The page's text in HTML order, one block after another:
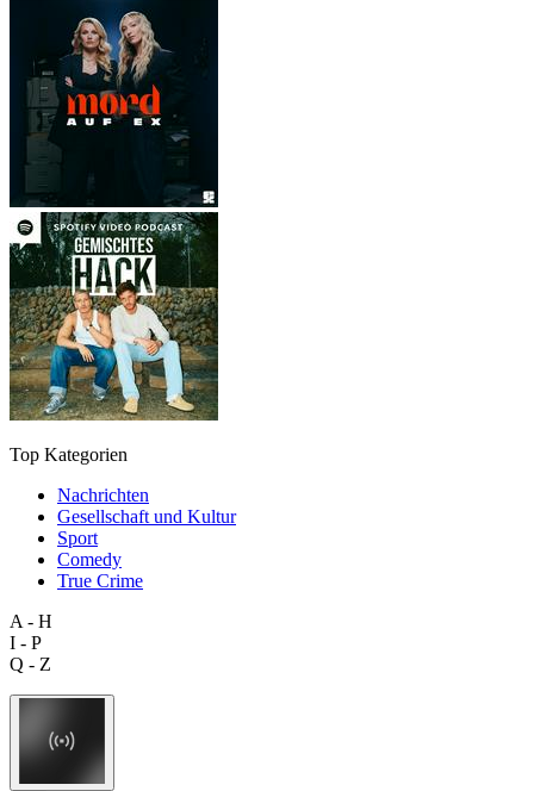
Top Kategorien
Nachrichten
Gesellschaft und Kultur
Sport
Comedy
True Crime
A - H
I - P
Q - Z